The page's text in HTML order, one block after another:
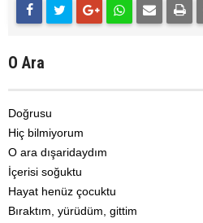
O Ara
Doğrusu
Hiç bilmiyorum
O ara dışaridaydım
İçerisi soğuktu
Hayat henüz çocuktu
Bıraktım, yürüdüm, gittim